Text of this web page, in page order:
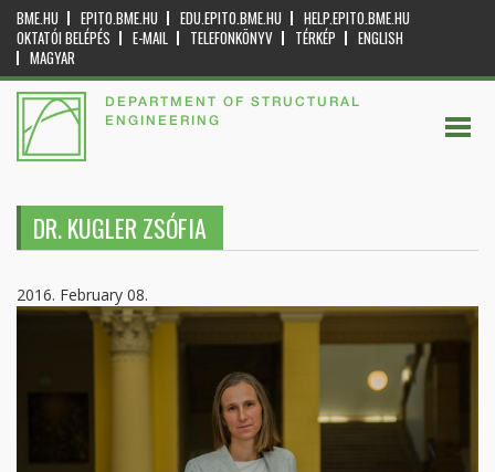
BME.HU EPITO.BME.HU EDU.EPITO.BME.HU
HELP.EPITO.BME.HU
OKTATÓI BELÉPÉS
E-MAIL TELEFONKÖNYV TÉRKÉP
ENGLISH
MAGYAR
DEPARTMENT OF STRUCTURAL
ENGINEERING
DR. KUGLER ZSÓFIA
2016. February 08.